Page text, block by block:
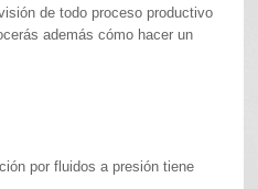
de todo proceso productivo
además cómo hacer un
por fluidos a presión tiene